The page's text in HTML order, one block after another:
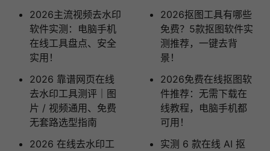
2026主流视频去水印
软件实测：电脑手机
在线工具盘点、安全
实用！
2026 靠谱网页在线
去水印工具测评｜图
片 / 视频通用、免费
无套路选型指南
2026 在线去水印工
2026抠图工具有哪些
免费？5款抠图软件实
测推荐，一键去背
景！
2026免费在线抠图软
件推荐：无需下载在
线教程，电脑手机都
可用！
实测 6 款在线 AI 抠